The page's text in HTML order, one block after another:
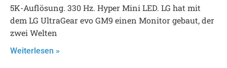
5K-Auflösung. 330 Hz. Hyper Mini LED. LG hat mit
dem LG UltraGear evo GM9 einen Monitor gebaut, der
zwei Welten
Weiterlesen »